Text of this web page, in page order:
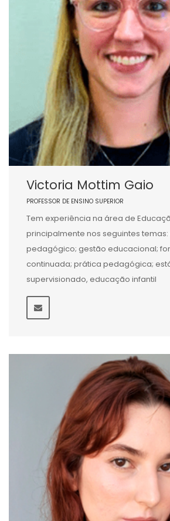
Victoria Mottim Gaio
PROFESSOR DE ENSINO SUPERIOR
Tem experiência na área de
principalmente nos seguintes
pedagógico; gestão educacional;
continuada; prática pedagógica;
supervisionado, educação infantil